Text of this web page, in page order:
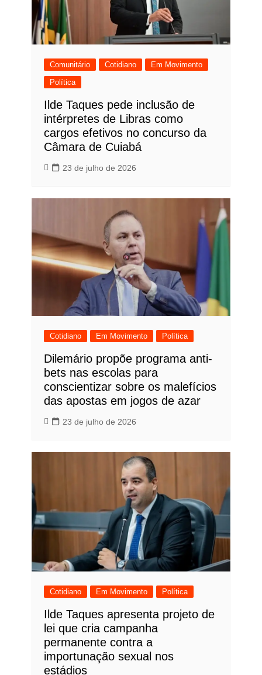
Comunitário Cotidiano
Em Movimento
Política
Ilde Taques pede inclusão de
intérpretes de Libras como
cargos efetivos no concurso da
Câmara de Cuiabá
23 de julho de 2026
Cotidiano Em Movimento Política
Dilemário propõe programa anti-
bets nas escolas para
conscientizar sobre os malefícios
das apostas em jogos de azar
23 de julho de 2026
Cotidiano Em Movimento Política
Ilde Taques apresenta projeto de
lei que cria campanha
permanente contra a
importunação sexual nos
estádios